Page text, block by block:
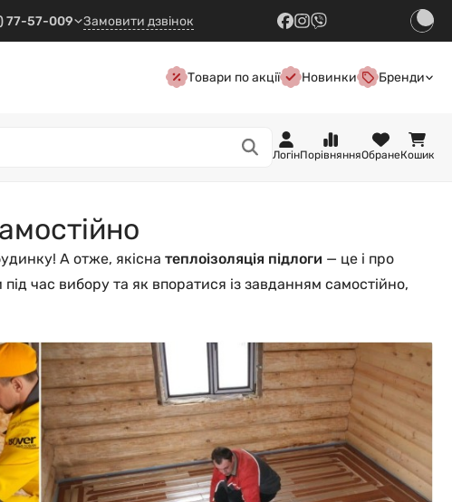
77-57-009 Замовити дзвінок
Товари по акції Новинки Бренди
ЛогінПорівнянняОбранеКошик
А отже, якісна теплоізоляція підлоги — це і про
час вибору та як впоратися із завданням самостійно,